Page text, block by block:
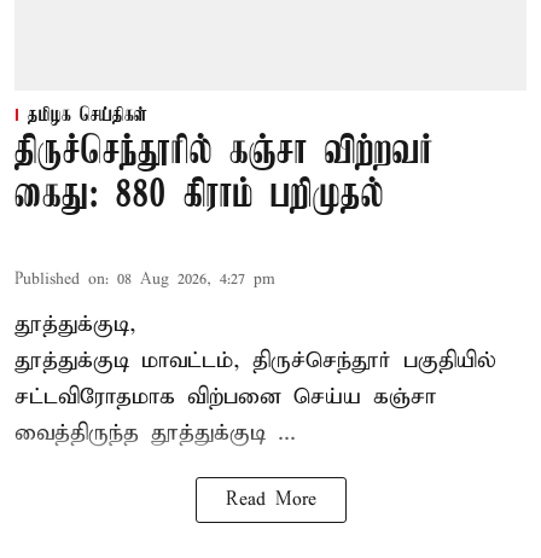
தமிழக செய்திகள்
திருச்செந்தூரில் கஞ்சா விற்றவர்
கைது: 880 கிராம் பறிமுதல்
Published on: 08 Aug 2026, 4:27 pm
தூத்துக்குடி,
தூத்துக்குடி மாவட்டம், திருச்செந்தூர் பகுதியில்
சட்டவிரோதமாக விற்பனை செய்ய கஞ்சா
வைத்திருந்த தூத்துக்குடி ...
Read More